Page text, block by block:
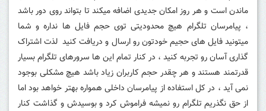
ماندن است و هر روز امکان جدیدی اضافه میکند تا بتواند روی دور باشد
، پیامرسان تلگرام هیچ محدودیتی توی حجم فایل ها نداره و شما
میتونید فایل های حجیم خودتون رو ارسال و دریافت کنید لذت اشتراک
گذاری آسان رو تجربه کنید ، در کنار تمام این ها سرورهای تلگرام بسیار
قدرتمند هستند و هر چقدر حجم کاربران زیاد باشد هیچ مشکلی بوجود
نمی آید ، در کل استفاده از پیامرسان داخلی همواره بهتر خواهد بود اما
از حق نگذریم تلگرام رو نمیشه فراموش کرد و بوسیدش و گذاشت کنار